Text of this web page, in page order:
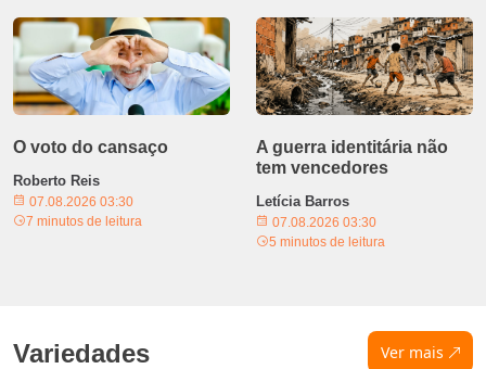
O voto do cansaço
Roberto Reis
07.08.2026 03:30
7 minutos de leitura
A guerra identitária não
tem vencedores
Letícia Barros
07.08.2026 03:30
5 minutos de leitura
Variedades Ver mais